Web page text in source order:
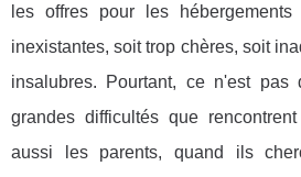
les offres pour les
inexistantes, soit trop chères, soit
insalubres. Pourtant, ce n'est
grandes difficultés que
aussi les parents, quand ils